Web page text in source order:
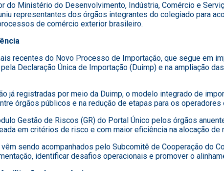
do Ministério do Desenvolvimento, Indústria, Comércio e
representantes dos órgãos integrantes do colegiado para
de comércio exterior brasileiro.
recentes do Novo Processo de Importação, que segue em
Declaração Única de Importação (Duimp) e na ampliação
já registradas por meio da Duimp, o modelo integrado de
órgãos públicos e na redução de etapas para os operadores
Gestão de Riscos (GR) do Portal Único pelos órgãos
em critérios de risco e com maior eficiência na alocação de
sendo acompanhados pelo Subcomitê de Cooperação do
identificar desafios operacionais e promover o